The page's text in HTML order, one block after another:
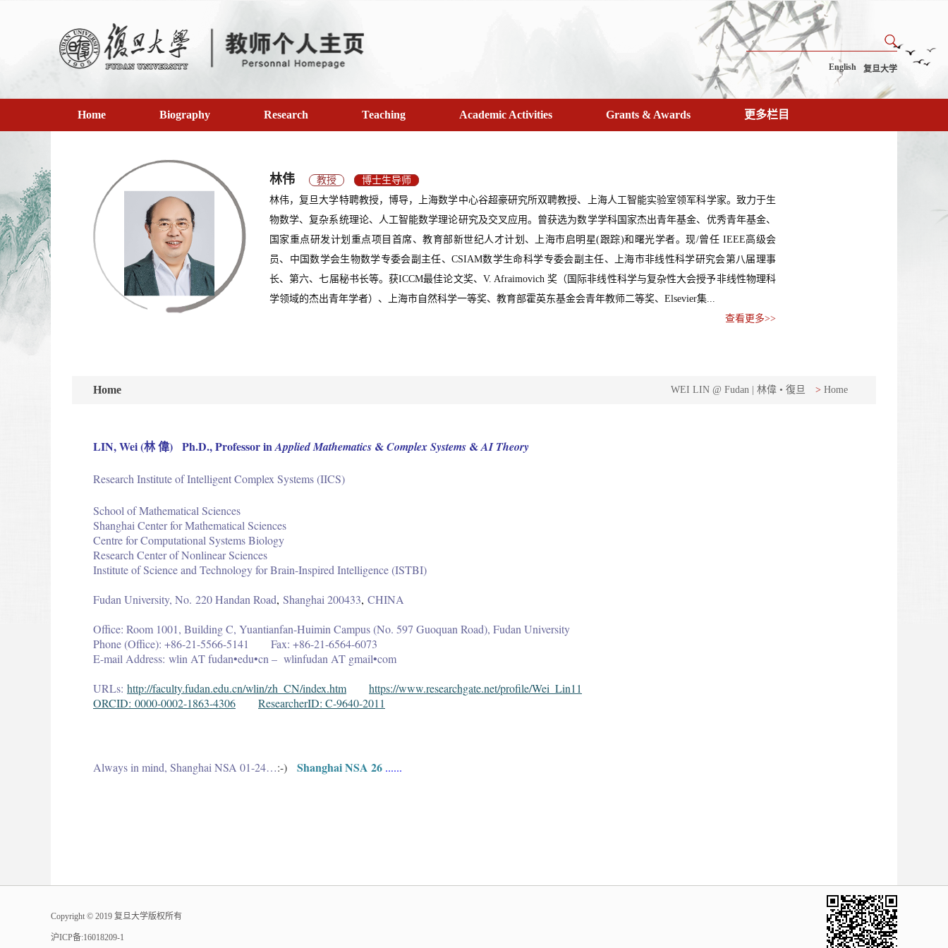
English 复旦大学
Home Biography Research Teaching Academic Activities Grants & Awards 更多栏目
林伟 教授
博士生导师
林伟，复旦大学特聘教授，博导，上海数学中心谷超豪研究所双聘教授、上海人工智能实验室领军科学家。致力于生
物数学、复杂系统理论、人工智能数学理论研究及交叉应用。曾获选为数学学科国家杰出青年基金、优秀青年基金、
国家重点研发计划重点项目首席、教育部新世纪人才计划、上海市启明星(跟踪)和曙光学者。现/曾任 IEEE高级会
员、中国数学会生物数学专委会副主任、CSIAM数学生命科学专委会副主任、上海市非线性科学研究会第八届理事
长、第六、七届秘书长等。获ICCM最佳论文奖、V. Afraimovich 奖（国际非线性科学与复杂性大会授予非线性物理科
学领域的杰出青年学者）、上海市自然科学一等奖、教育部霍英东基金会青年教师二等奖、Elsevier集...
查看更多>>
Home WEI LIN @ Fudan | 林偉 • 復旦 > Home
LIN, Wei (林 偉) Ph.D., Professor inApplied Mathematics &Complex Systems &AI Theory
Research Institute of Intelligent Complex Systems (IICS)
School of Mathematical Sciences
Shanghai Center for Mathematical Sciences
Centre for Computational Systems Biology
Research Center of Nonlinear Sciences
Institute of Science and Technology for Brain-Inspired Intelligence (ISTBI)
Fudan University, No. 220 Handan Road, Shanghai 200433, CHINA
Office: Room 1001, Building C, Yuantianfan-Huimin Campus (No. 597 Guoquan Road), Fudan University
Phone (Office): +86-21-5566-5141 Fax: +86-21-6564-6073
E-mail Address: wlin AT fudan•edu•cn – wlinfudan AT gmail•com
URLs: http://faculty.fudan.edu.cn/wlin/zh_CN/index.htm
https://www.researchgate.net/profile/Wei_Lin11
ORCID: 0000-0002-1863-4306
ResearcherID: C-9640-2011
Always in mind, Shanghai NSA 01-24…:-) Shanghai NSA 26 ......
​Copyright © 2019 复旦大学版权所有
沪ICP备:16018209-1